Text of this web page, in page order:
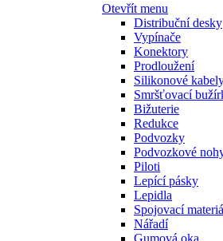
Otevřít menu
Distribuční desky
Vypínače
Konektory
Prodloužení
Silikonové
Smršťovací
Bižuterie
Redukce
Podvozky
Podvozkové
Piloti
Lepící pásky
Lepidla
Spojovací
Nářadí
Gumová oka